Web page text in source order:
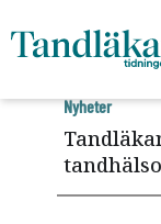
Nyheter